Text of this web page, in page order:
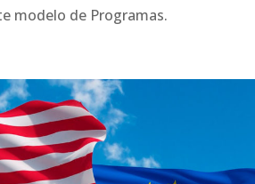
modelo de Programas.